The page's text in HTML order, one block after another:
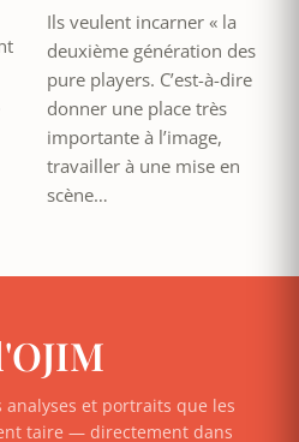
Ils veulent incarner « la
deuxième génération des
pure players. C’est-à-dire
donner une place très
importante à l’image,
travailler à une mise en
scène…
analyses et portraits que les
taire — directement dans